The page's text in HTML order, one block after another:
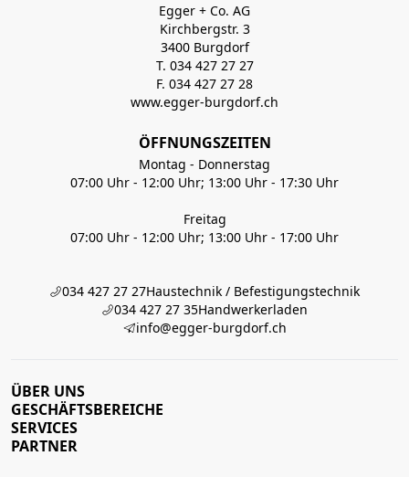
Egger + Co. AG
Kirchbergstr. 3
3400 Burgdorf
T. 034 427 27 27
F. 034 427 27 28
www.egger-burgdorf.ch
ÖFFNUNGSZEITEN
Montag - Donnerstag
07:00 Uhr - 12:00 Uhr; 13:00 Uhr - 17:30 Uhr
Freitag
07:00 Uhr - 12:00 Uhr; 13:00 Uhr - 17:00 Uhr
034 427 27 27Haustechnik / Befestigungstechnik
034 427 27 35Handwerkerladen
info@egger-burgdorf.ch
ÜBER UNS
GESCHÄFTSBEREICHE
SERVICES
PARTNER